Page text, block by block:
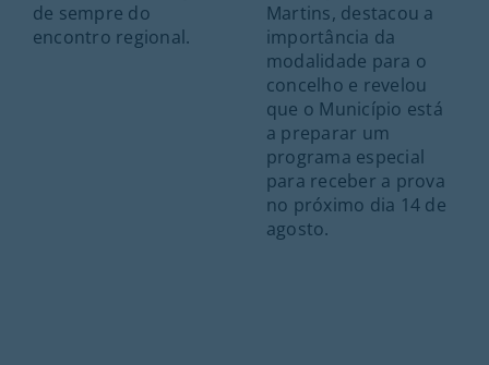
de sempre do
encontro regional.
Martins, destacou a
importância da
modalidade para o
concelho e revelou
que o Município está
a preparar um
programa especial
para receber a prova
no próximo dia 14 de
agosto.